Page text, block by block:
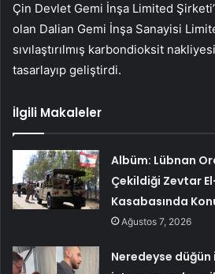
Çin Devlet Gemi İnşa Limited
olan Dalian Gemi İnşa Sanayisi
sıvılaştırılmış karbondioksit
tasarlayıp geliştirdi.
İlgili Makaleler
Albüm: Lübnan
Çekildiği Zevtar
Kasabasında
Ağustos 7, 2026
Neredeyse düğün